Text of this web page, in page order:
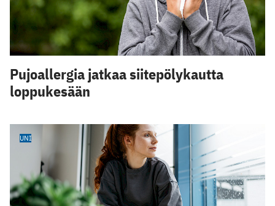
Pujoallergia jatkaa siitepölykautta
loppukesään
UNI